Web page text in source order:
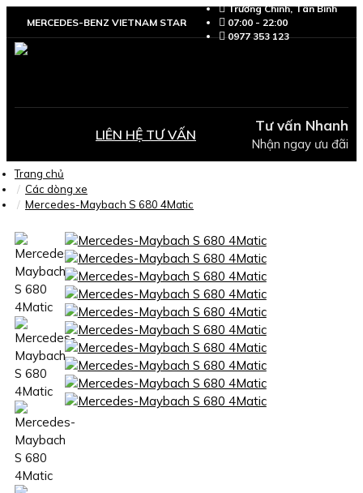
MERCEDES-BENZ VIETNAM STAR
Trường Chinh, Tân Bình
07:00 - 22:00
0977 353 123
Tư vấn Nhanh
Nhận ngay ưu đãi
LIÊN HỆ TƯ VẤN
Trang chủ
Các dòng xe
Mercedes-Maybach S 680 4Matic